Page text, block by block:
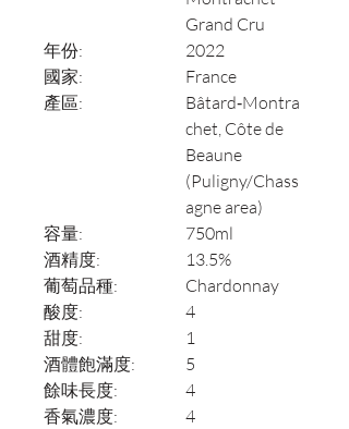
Grand Cru
年份:
2022
國家:
France
產區:
Bâtard‑Montra
chet, Côte de
Beaune
(Puligny/Chass
agne area)
容量:
750ml
酒精度:
13.5%
葡萄品種:
Chardonnay
酸度:
4
甜度:
1
酒體飽滿度:
5
餘味長度:
4
香氣濃度:
4